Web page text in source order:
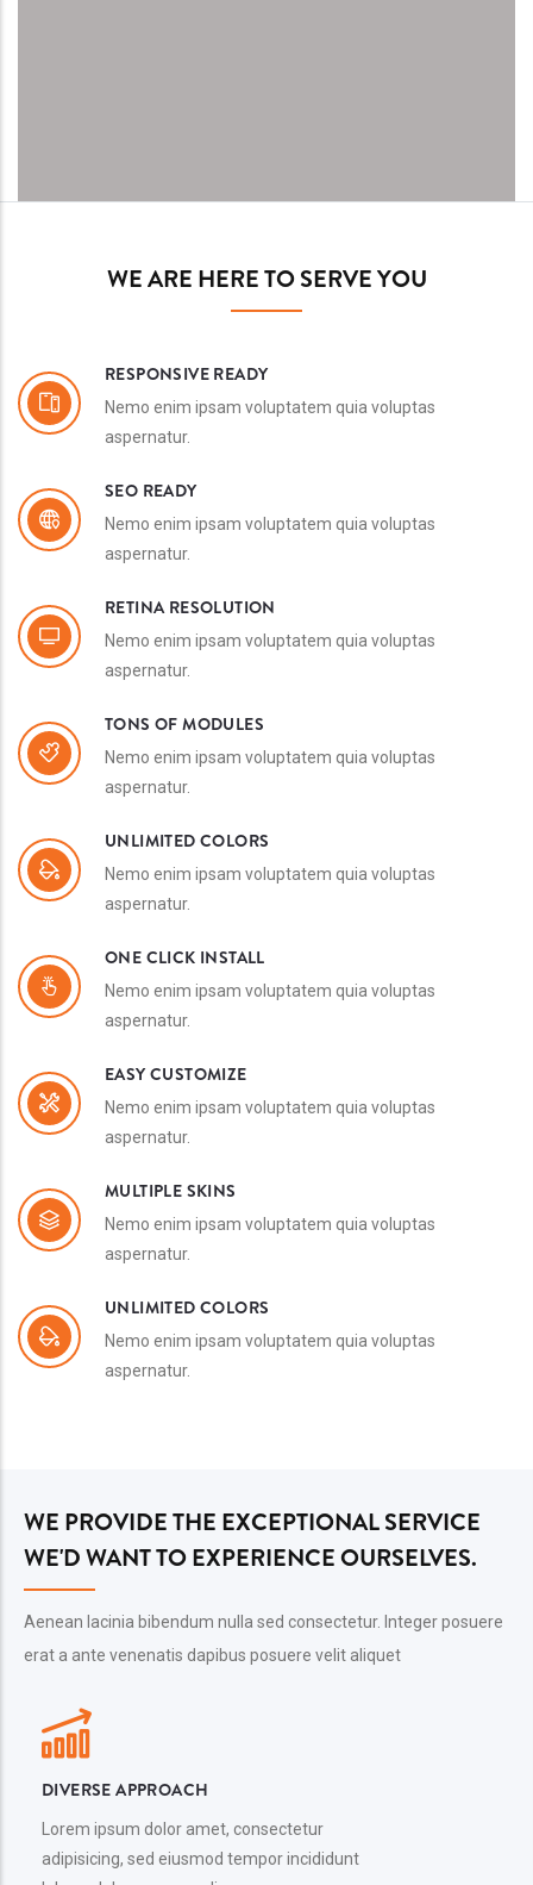
WE ARE HERE TO SERVE YOU
RESPONSIVE READY
Nemo enim ipsam voluptatem quia voluptas
aspernatur.
SEO READY
Nemo enim ipsam voluptatem quia voluptas
aspernatur.
RETINA RESOLUTION
Nemo enim ipsam voluptatem quia voluptas
aspernatur.
TONS OF MODULES
Nemo enim ipsam voluptatem quia voluptas
aspernatur.
UNLIMITED COLORS
Nemo enim ipsam voluptatem quia voluptas
aspernatur.
ONE CLICK INSTALL
Nemo enim ipsam voluptatem quia voluptas
aspernatur.
EASY CUSTOMIZE
Nemo enim ipsam voluptatem quia voluptas
aspernatur.
MULTIPLE SKINS
Nemo enim ipsam voluptatem quia voluptas
aspernatur.
UNLIMITED COLORS
Nemo enim ipsam voluptatem quia voluptas
aspernatur.
WE PROVIDE THE EXCEPTIONAL SERVICE
WE'D WANT TO EXPERIENCE OURSELVES.
Aenean lacinia bibendum nulla sed consectetur. Integer posuere
erat a ante venenatis dapibus posuere velit aliquet
DIVERSE APPROACH
Lorem ipsum dolor amet, consectetur
adipisicing, sed eiusmod tempor incididunt